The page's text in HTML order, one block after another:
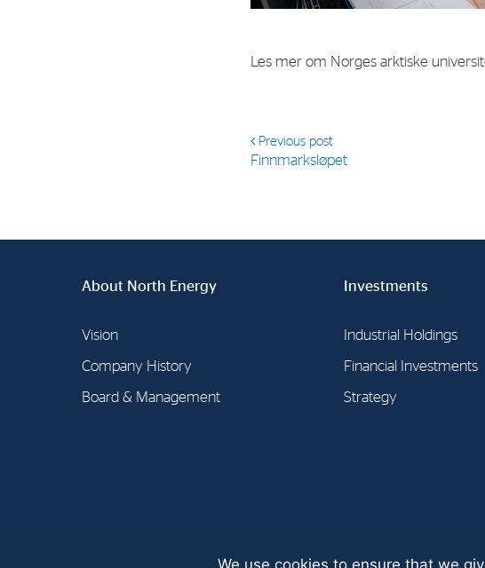
Les mer om Norges arktiske
Previous post
Finnmarksløpet
About North Energy
Vision
Company History
Board & Management
Investments
Industrial Holdings
Financial Investments
Strategy
We use cookies to ensure that we